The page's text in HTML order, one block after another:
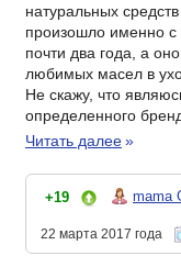
натуральных
произошло именно
почти два года, а
любимых масел в
Не скажу, что
определенного
Читать далее»
+19 mama
22 марта 2017 года